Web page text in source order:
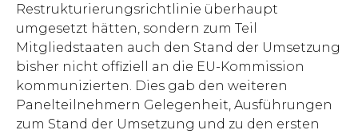
Restrukturierungsrichtlinie überhaupt
umgesetzt hätten, sondern zum Teil
Mitgliedstaaten auch den Stand der Umsetzung
bisher nicht offiziell an die EU-Kommission
kommunizierten. Dies gab den weiteren
Panelteilnehmern Gelegenheit, Ausführungen
zum Stand der Umsetzung und zu den ersten